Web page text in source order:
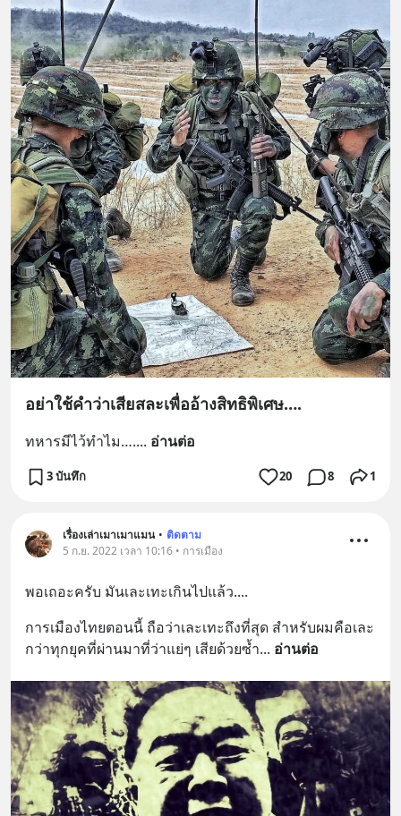
อย่าใช้คำว่าเสียสละเพื่ออ้างสิทธิพิเศษ….
ทหารมีไว้ทำไม….... อ่านต่อ
3 บันทึก 20 8 1
เรื่องเล่าเมาเมาแมน • ติดตาม
5 ก.ย. 2022 เวลา 10:16 • การเมือง
พอเถอะครับ มันเละเทะเกินไปแล้ว....
การเมืองไทยตอนนี้ ถือว่าเละเทะถึงที่สุด สำหรับผมคือเละ
กว่าทุกยุคที่ผ่านมาที่ว่าแย่ๆ เสียด้วยซ้ำ... อ่านต่อ